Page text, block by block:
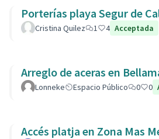
Porterías playa Segur de
Cristina Quilez 1 4 Acceptada
Arreglo de aceras en
Lonneke Espacio Público 0 0
Accés platja en Zona Mas